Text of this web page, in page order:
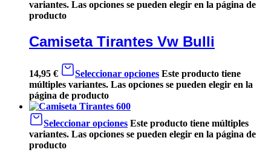
variantes. Las opciones se pueden elegir en la página de
producto
Camiseta Tirantes Vw Bulli
14,95 € Seleccionar opciones Este producto tiene
múltiples variantes. Las opciones se pueden elegir en la
página de producto
Seleccionar opciones Este producto tiene múltiples
variantes. Las opciones se pueden elegir en la página de
producto